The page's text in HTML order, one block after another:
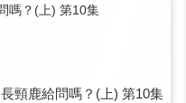
長頸鹿給問嗎？(上) 第10集